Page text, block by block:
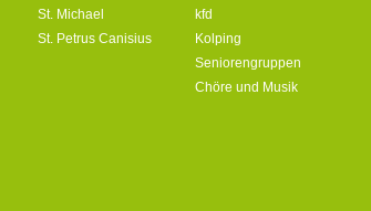
St. Michael
St. Petrus Canisius
kfd
Kolping
Seniorengruppen
Chöre und Musik